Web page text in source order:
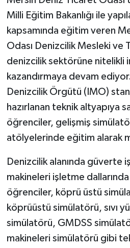
Milli Eğitim Bakanlığı ile
kapsamında eğitim veren
Odası Denizcilik Mesleki ve
denizcilik sektörüne nitelikli
kazandırmaya devam
Denizcilik Örgütü (IMO)
hazırlanan teknik altyapıya
öğrenciler, gelişmiş
atölyelerinde eğitim alarak
Denizcilik alanında güverte
makineleri işletme
öğrenciler, köprü üstü
köprüüstü simülatörü, sıvı
simülatörü, GMDSS
makineleri simülatörü gibi